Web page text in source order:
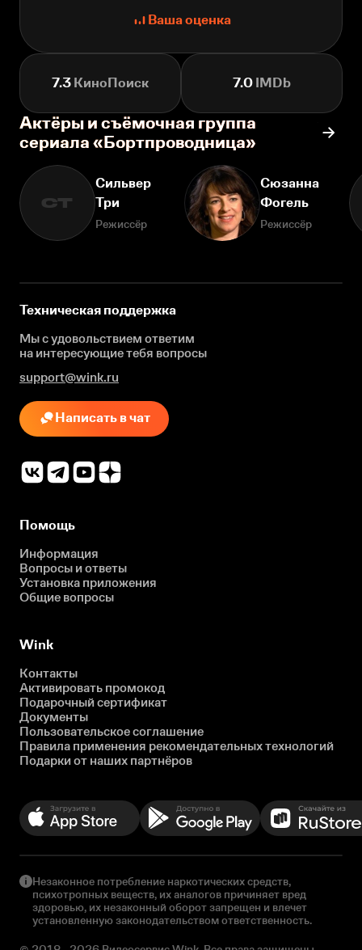
Ваша оценка
7.3 КиноПоиск 7.0 IMDb
Актёры и съёмочная группа
сериала «Бортпроводница»
СТ
Сильвер
Три
Режиссёр
Сюзанна
Фогель
Режиссёр
Техническая поддержка
Мы с удовольствием ответим
на интересующиетебя вопросы
support@wink.ru
Написать в чат
Помощь
Информация
Вопросы и ответы
Установка приложения
Общие вопросы
Wink
Контакты
Активировать промокод
Подарочный сертификат
Документы
Пользовательское соглашение
Правила применения рекомендательных технологий
Подарки от наших партнёров
Незаконное потребление наркотических средств,
психотропных веществ, их аналогов причиняет вред
здоровью, их незаконный оборот запрещен и влечет
установленную законодательством ответственность.